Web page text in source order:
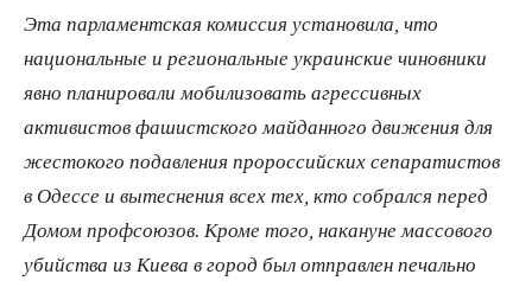
Эта парламентская комиссия установила, что
национальные и региональные украинские чиновники
явно планировали мобилизовать агрессивных
активистов фашистского майданного движения для
жестокого подавления пророссийских сепаратистов
в Одессе и вытеснения всех тех, кто собрался перед
Домом профсоюзов. Кроме того, накануне массового
убийства из Киева в город был отправлен печально